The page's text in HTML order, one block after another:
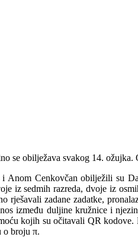
se obilježava svakog 14.
Cenkovčan obilježili su
iz sedmih razreda, dvoje iz
zadane zadatke,
između duljine kružnice i
kojih su očitavali QR
o broju π.